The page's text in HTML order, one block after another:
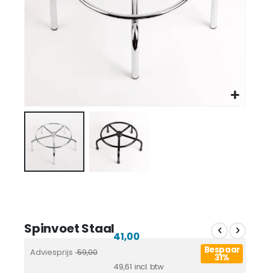
Spinvoet Staal
Adviesprijs 59,00
49,61
41,00
Bespaar
31%